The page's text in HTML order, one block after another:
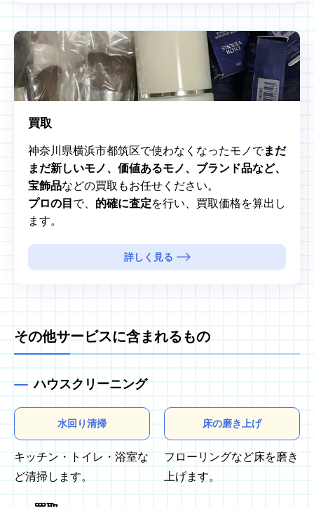
買取
神奈川県横浜市都筑区で使わなくなったモノでまだ
まだ新しいモノ、価値あるモノ、ブランド品など、
宝飾品などの買取もお任せください。
プロの目 で、 的確に査定を行い、買取価格を算出し
ます。
詳しく見る
その他サービスに含まれるもの
ハウスクリーニング
水回り清掃
キッチン・トイレ・浴室な
ど清掃します。
床の磨き上げ
フローリングなど床を磨き
上げます。